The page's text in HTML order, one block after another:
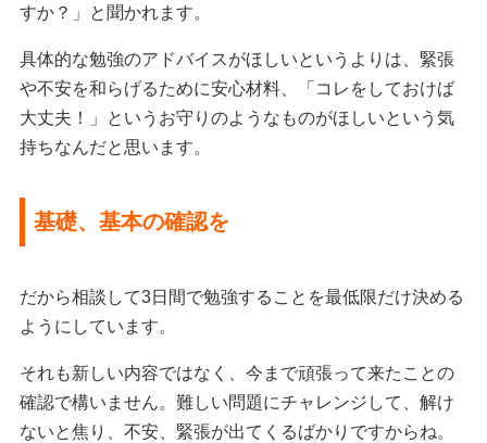
すか？」と聞かれます。
具体的な勉強のアドバイスがほしいというよりは、緊張
や不安を和らげるために安心材料、「コレをしておけば
大丈夫！」というお守りのようなものがほしいという気
持ちなんだと思います。
基礎、基本の確認を
だから相談して3日間で勉強することを最低限だけ決める
ようにしています。
それも新しい内容ではなく、今まで頑張って来たことの
確認で構いません。難しい問題にチャレンジして、解け
ないと焦り、不安、緊張が出てくるばかりですからね。